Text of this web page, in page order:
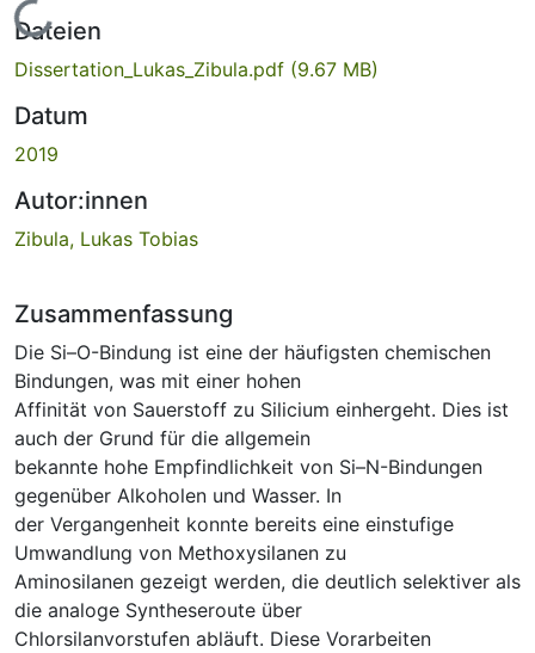
Lade...
Dateien
Dissertation_Lukas_Zibula.pdf (9.67 MB)
Datum
2019
Autor:innen
Zibula, Lukas Tobias
Zusammenfassung
Die Si–O-Bindung ist eine der häufigsten chemischen
Bindungen, was mit einer hohen
Affinität von Sauerstoff zu Silicium einhergeht. Dies ist
auch der Grund für die allgemein
bekannte hohe Empfindlichkeit von Si–N-Bindungen
gegenüber Alkoholen und Wasser. In
der Vergangenheit konnte bereits eine einstufige
Umwandlung von Methoxysilanen zu
Aminosilanen gezeigt werden, die deutlich selektiver als
die analoge Syntheseroute über
Chlorsilanvorstufen abläuft. Diese Vorarbeiten